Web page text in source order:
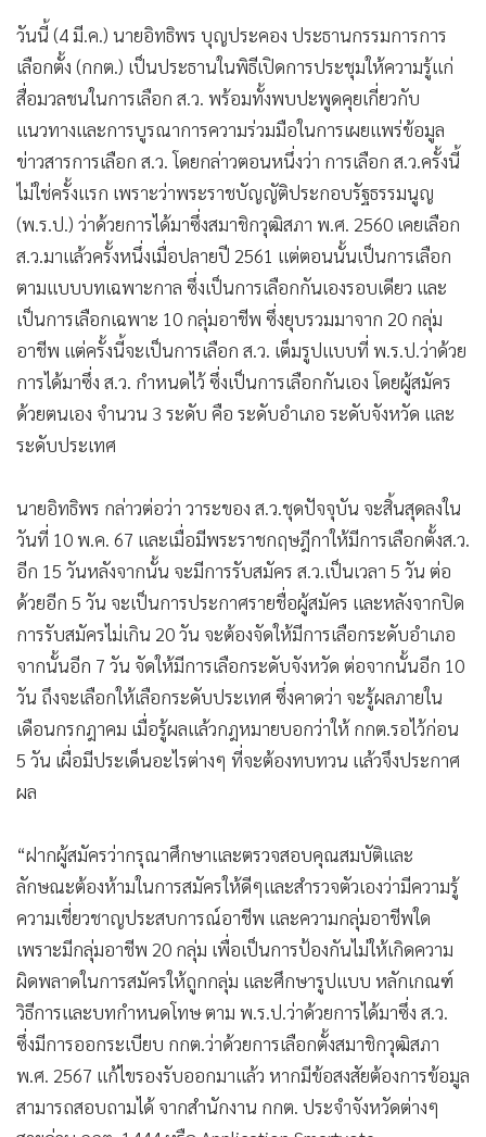
เศรษฐกิจ-ธุรกิจ
• จีน
• ชุมชน-คุณภาพชีวิต
• เกม
• วิทยาศาสตร์
• SMEs
• หุ้น
• อินโดจีน
• กองทุนรวม
• Celeb Online
• Factcheck
• ญี่ปุ่น
• Gotomanager
วันนี้ (4 มี.ค.) นายอิทธิพร บุญประคอง ประธานกรรมการการ
เลือกตั้ง (กกต.) เป็นประธานในพิธีเปิดการประชุมให้ความรู้แก่
สื่อมวลชนในการเลือก ส.ว. พร้อมทั้งพบปะพูดคุยเกี่ยวกับ
แนวทางและการบูรณาการความร่วมมือในการเผยแพร่ข้อมูล
ข่าวสารการเลือก ส.ว. โดยกล่าวตอนหนึ่งว่า การเลือก ส.ว.ครั้งนี้
ไม่ใช่ครั้งแรก เพราะว่าพระราชบัญญัติประกอบรัฐธรรมนูญ
(พ.ร.ป.) ว่าด้วยการได้มาซึ่งสมาชิกวุฒิสภา พ.ศ. 2560 เคยเลือก
ส.ว.มาแล้วครั้งหนึ่งเมื่อปลายปี 2561 แต่ตอนนั้นเป็นการเลือก
ตามแบบบทเฉพาะกาล ซึ่งเป็นการเลือกกันเองรอบเดียว และ
เป็นการเลือกเฉพาะ 10 กลุ่มอาชีพ ซึ่งยุบรวมมาจาก 20 กลุ่ม
อาชีพ แต่ครั้งนี้จะเป็นการเลือก ส.ว. เต็มรูปแบบที่ พ.ร.ป.ว่าด้วย
การได้มาซึ่ง ส.ว. กำหนดไว้ ซึ่งเป็นการเลือกกันเอง โดยผู้สมัคร
ด้วยตนเอง จำนวน 3 ระดับ คือ ระดับอำเภอ ระดับจังหวัด และ
ระดับประเทศ
นายอิทธิพร กล่าวต่อว่า วาระของ ส.ว.ชุดปัจจุบัน จะสิ้นสุดลงใน
วันที่ 10 พ.ค. 67 และเมื่อมีพระราชกฤษฎีกาให้มีการเลือกตั้งส.ว.
อีก 15 วันหลังจากนั้น จะมีการรับสมัคร ส.ว.เป็นเวลา 5 วัน ต่อ
ด้วยอีก 5 วัน จะเป็นการประกาศรายชื่อผู้สมัคร และหลังจากปิด
การรับสมัครไม่เกิน 20 วัน จะต้องจัดให้มีการเลือกระดับอำเภอ
จากนั้นอีก 7 วัน จัดให้มีการเลือกระดับจังหวัด ต่อจากนั้นอีก 10
วัน ถึงจะเลือกให้เลือกระดับประเทศ ซึ่งคาดว่า จะรู้ผลภายใน
เดือนกรกฎาคม เมื่อรู้ผลแล้วกฎหมายบอกว่าให้ กกต.รอไว้ก่อน
5 วัน เผื่อมีประเด็นอะไรต่างๆ ที่จะต้องทบทวน แล้วจึงประกาศ
ผล
“ฝากผู้สมัครว่ากรุณาศึกษาและตรวจสอบคุณสมบัติและ
ลักษณะต้องห้ามในการสมัครให้ดีๆและสำรวจตัวเองว่ามีความรู้
ความเชี่ยวชาญประสบการณ์อาชีพ และความกลุ่มอาชีพใด
เพราะมีกลุ่มอาชีพ 20 กลุ่ม เพื่อเป็นการป้องกันไม่ให้เกิดความ
ผิดพลาดในการสมัครให้ถูกกลุ่ม และศึกษารูปแบบ หลักเกณฑ์
วิธีการและบทกำหนดโทษ ตาม พ.ร.ป.ว่าด้วยการได้มาซึ่ง ส.ว.
ซึ่งมีการออกระเบียบ กกต.ว่าด้วยการเลือกตั้งสมาชิกวุฒิสภา
พ.ศ. 2567 แก้ไขรองรับออกมาแล้ว หากมีข้อสงสัยต้องการข้อมูล
สามารถสอบถามได้ จากสำนักงาน กกต. ประจำจังหวัดต่างๆ